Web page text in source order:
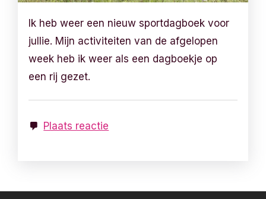
Ik heb weer een nieuw sportdagboek voor
jullie. Mijn activiteiten van de afgelopen
week heb ik weer als een dagboekje op
een rij gezet.
Plaats reactie